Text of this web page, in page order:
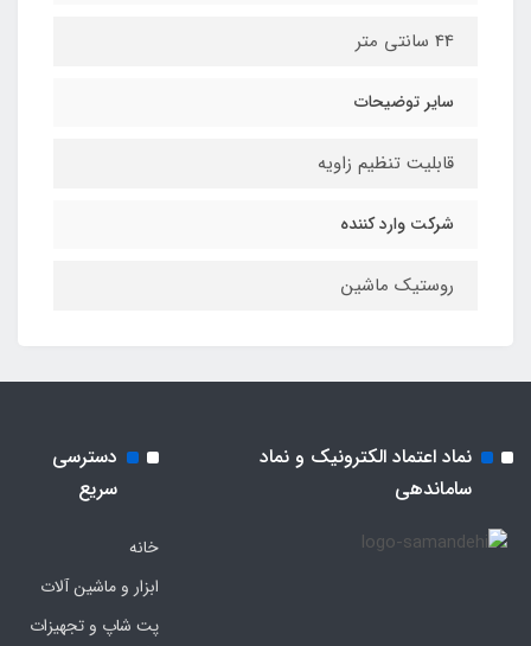
44 سانتی متر
سایر توضیحات
قابلیت تنظیم زاویه
شرکت وارد کننده
روستیک ماشین
نماد اعتماد الکترونیک و نماد
ساماندهی
دسترسی
سریع
خانه
ابزار و ماشین آلات
پت شاپ و تجهیزات